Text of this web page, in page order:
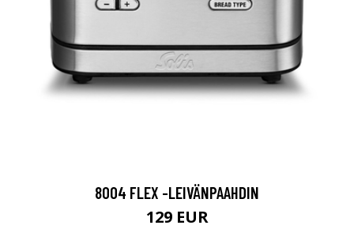
8004 FLEX -LEIVÄNPAAHDIN
129 EUR